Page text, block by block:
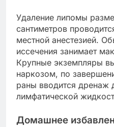
Удаление липомы
сантиметров
местной анестезией.
иссечения занимает
Крупные экземпляры
наркозом, по
раны вводится дренаж
лимфатической
Домашнее